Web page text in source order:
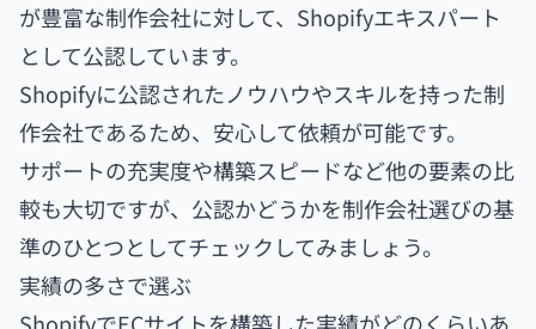
が豊富な制作会社に対して、Shopifyエキスパート
として公認しています。
Shopifyに公認されたノウハウやスキルを持った制
作会社であるため、安心して依頼が可能です。
サポートの充実度や構築スピードなど他の要素の比
較も大切ですが、公認かどうかを制作会社選びの基
準のひとつとしてチェックしてみましょう。
実績の多さで選ぶ